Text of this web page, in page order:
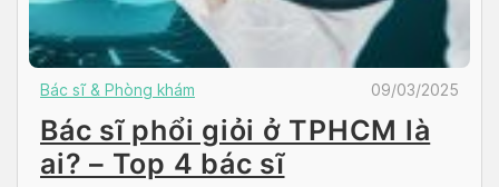
Bác sĩ & Phòng khám 09/03/2025
Bác sĩ phổi giỏi ở TPHCM là
ai? – Top 4 bác sĩ